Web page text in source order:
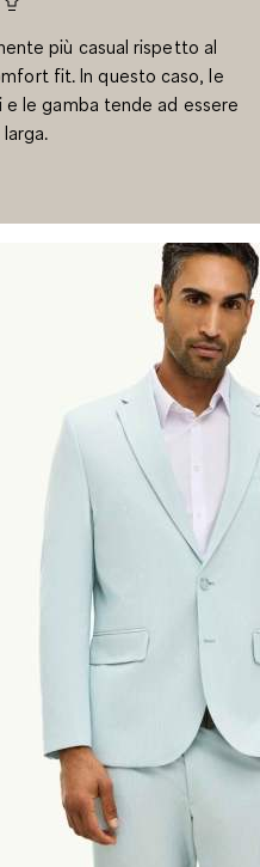
più casual rispetto al
fit. In questo caso, le
le gamba tende ad essere